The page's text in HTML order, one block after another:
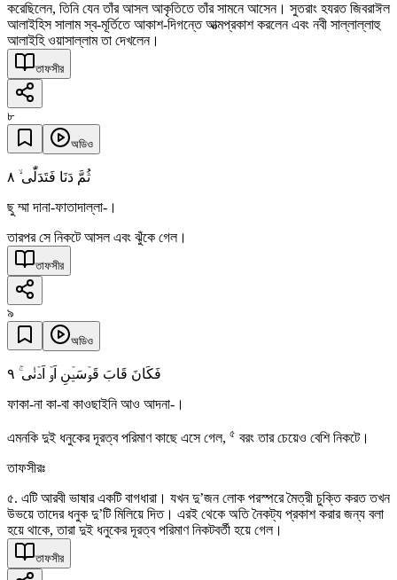
করেছিলেন, তিনি যেন তাঁর আসল আকৃতিতে তাঁর সামনে আসেন। সুতরাং হযরত জিবরাঈল
আলাইহিস সালাম স্ব-মূর্তিতে আকাশ-দিগন্তে আত্মপ্রকাশ করলেন এবং নবী সাল্লাল্লাহু
আলাইহি ওয়াসাল্লাম তা দেখলেন।
তাফসীর
৮
অডিও
ثُمَّ دَنَا فَتَدَلّٰی ۙ ٨
ছু ম্মা দানা-ফাতাদাল্লা-।
তারপর সে নিকটে আসল এবং ঝুঁকে গেল।
তাফসীর
৯
অডিও
فَکَانَ قَابَ قَوۡسَیۡنِ اَوۡ اَدۡنٰی ۚ ٩
ফাকা-না কা-বা কাওছাইনি আও আদনা-।
এমনকি দুই ধনুকের দূরত্ব পরিমাণ কাছে এসে গেল, ৫ বরং তার চেয়েও বেশি নিকটে।
তাফসীরঃ
৫. এটি আরবী ভাষার একটি বাগধারা। যখন দু’জন লোক পরস্পরে মৈত্রী চুক্তি করত তখন
উভয়ে তাদের ধনুক দু’টি মিলিয়ে দিত। এরই থেকে অতি নৈকট্য প্রকাশ করার জন্য বলা
হয়ে থাকে, তারা দুই ধনুকের দূরত্ব পরিমাণ নিকটবর্তী হয়ে গেল।
তাফসীর